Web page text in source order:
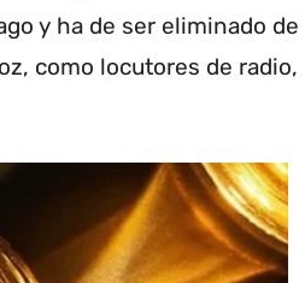
y ha de ser eliminado de
como locutores de radio,